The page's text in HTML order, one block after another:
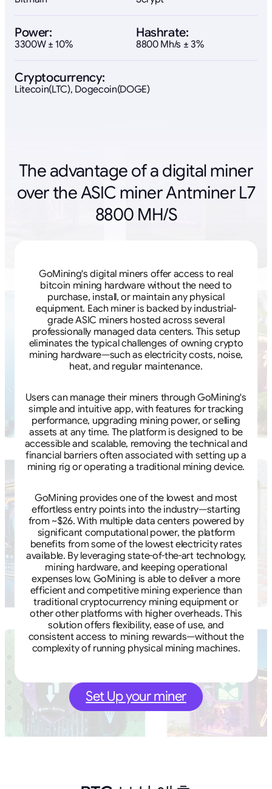
Power:
3300W ± 10%
Hashrate:
8800 Mh/s ± 3%
Cryptocurrency:
Litecoin(LTC), Dogecoin(DOGE)
The advantage of a digital miner
over the ASIC miner Antminer L7
8800 MH/S
GoMining's digital miners offer access to real
bitcoin mining hardware without the need to
purchase, install, or maintain any physical
equipment. Each miner is backed by industrial-
grade ASIC miners hosted across several
professionally managed data centers. This setup
eliminates the typical challenges of owning crypto
mining hardware—such as electricity costs, noise,
heat, and regular maintenance.
Users can manage their miners through GoMining's
simple and intuitive app, with features for tracking
performance, upgrading mining power, or selling
assets at any time. The platform is designed to be
accessible and scalable, removing the technical and
financial barriers often associated with setting up a
mining rig or operating a traditional mining device.
GoMining provides one of the lowest and most
effortless entry points into the industry—starting
from ~$26. With multiple data centers powered by
significant computational power, the platform
benefits from some of the lowest electricity rates
available. By leveraging state-of-the-art technology,
mining hardware, and keeping operational
expenses low, GoMining is able to deliver a more
efficient and competitive mining experience than
traditional cryptocurrency mining equipment or
other other platforms with higher overheads. This
solution offers flexibility, ease of use, and
consistent access to mining rewards—without the
complexity of running physical mining machines.
Set Up your miner